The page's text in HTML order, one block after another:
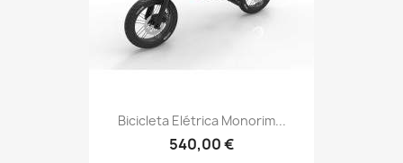
Bicicleta Elétrica Monorim...
540,00 €